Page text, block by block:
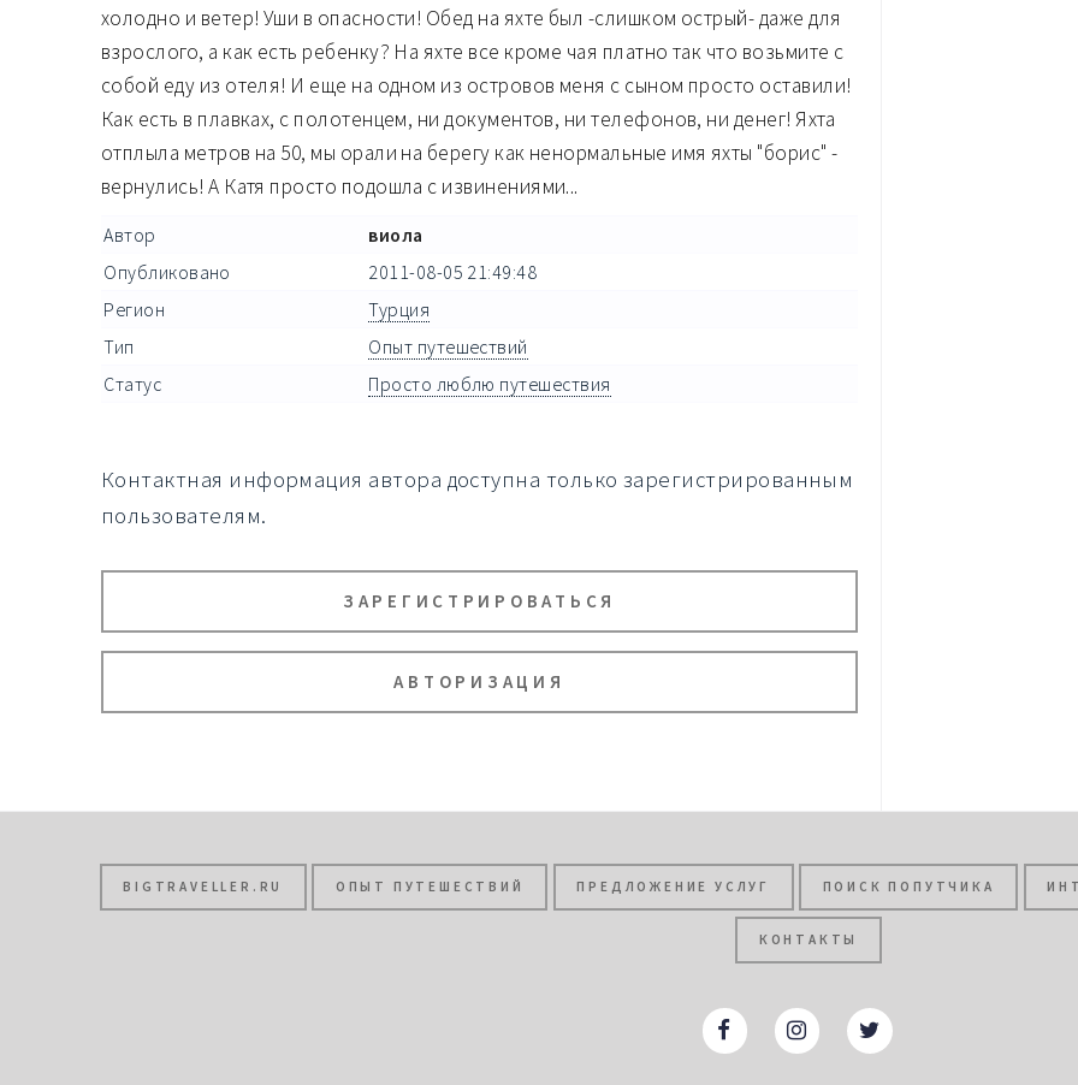
холодно и ветер! Уши в опасности! Обед на яхте был -слишком острый- даже для
взрослого, а как есть ребенку? На яхте все кроме чая платно так что возьмите с
собой еду из отеля! И еще на одном из островов меня с сыном просто оставили!
Как есть в плавках, с полотенцем, ни документов, ни телефонов, ни денег! Яхта
отплыла метров на 50, мы орали на берегу как ненормальные имя яхты "борис" -
вернулись! А Катя просто подошла с извинениями...
Автор
виола
Опубликовано
2011-08-05 21:49:48
Регион
Турция
Тип
Опыт путешествий
Статус
Просто люблю путешествия
Контактная информация автора доступна только зарегистрированным
пользователям.
ЗАРЕГИСТРИРОВАТЬСЯ
АВТОРИЗАЦИЯ
BIGTRAVELLER.RU ОПЫТ ПУТЕШЕСТВИЙ ПРЕДЛОЖЕНИЕ УСЛУГ ПОИСК ПОПУТЧИКА
КОНТАКТЫ